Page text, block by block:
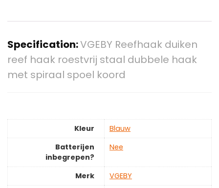
Specification:VGEBY Reefhaak duiken
reef haak roestvrij staal dubbele haak
met spiraal spoel koord
Kleur
‎Blauw
Batterijen
inbegrepen?
‎Nee
Merk
‎VGEBY